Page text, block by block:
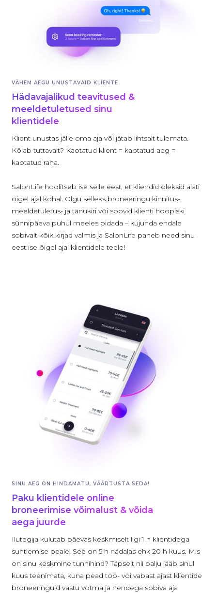
VÄHEM AEGU UNUSTAVAID KLIENTE
Hädavajalikud teavitused &
meeldetuletused sinu
klientidele
Klient unustas jälle oma aja või jätab lihtsalt tulemata.
Kõlab tuttavalt? Kaotatud klient = kaotatud aeg =
kaotatud raha.
SalonLife hoolitseb ise selle eest, et kliendid oleksid alati
õigel ajal kohal. Olgu selleks broneeringu kinnitus-,
meeldetuletus- ja tänukiri või soovid klienti hoopiski
sünnipäeva puhul meeles pidada – kujunda endale
sobivalt kõik kirjad valmis ja SalonLife paneb need sinu
eest ise õigel ajal klientidele teele!
SINU AEG ON HINDAMATU, VÄÄRTUSTA SEDA!
Paku klientidele online
broneerimise võimalust & võida
aega juurde
Ilutegija kulutab päevas keskmiselt ligi 1 h klientidega
suhtlemise peale. See on 5 h nädalas ehk 20 h kuus. Mis
on sinu keskmine tunnihind? Täpselt nii palju jääb sinul
kuus teenimata, kuna pead töö- või vabast ajast klientide
broneeringuid vastu võtma ja nendega sobiva aja